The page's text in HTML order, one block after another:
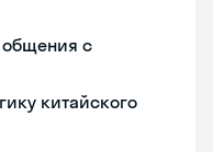
с
китайского